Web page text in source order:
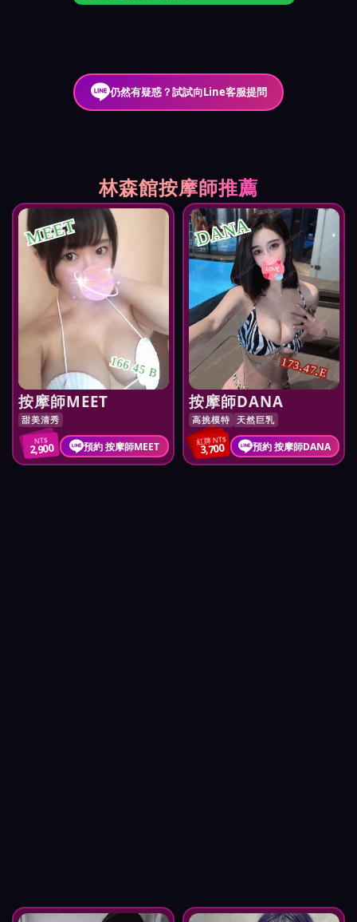
仍然有疑惑？試試向Line客服提問
林森館按摩師推薦
MEET
166 45 B
按摩師MEET
甜美清秀
NT$
2,900 預約 按摩師MEET
DANA
173.47.E
按摩師DANA
高挑模特 天然巨乳
紅牌 NT$
3,700 預約 按摩師DANA